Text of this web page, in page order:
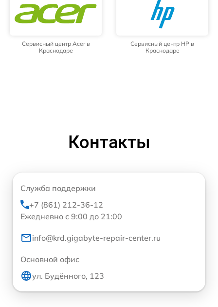
Сервисный центр Acer в
Краснодаре
Сервисный центр HP в
Краснодаре
Контакты
Служба поддержки
+7 (861) 212-36-12
Ежедневно с 9:00 до 21:00
info@krd.gigabyte-repair-center.ru
Основной офис
ул. Будённого, 123